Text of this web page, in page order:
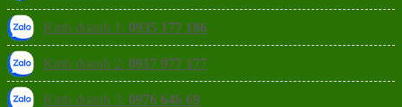
Kinh doanh 1: 0935 177 186
Kinh doanh 2: 0917 977 177
Kinh doanh 3: 0976 646 69